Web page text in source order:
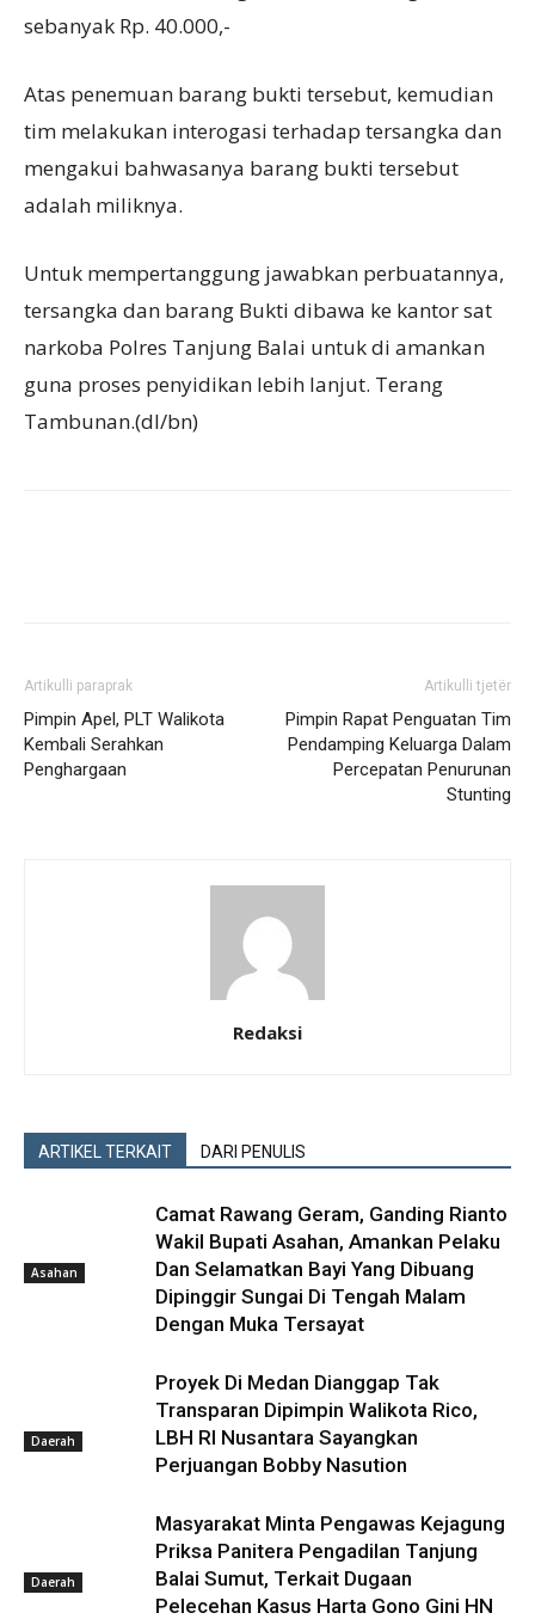
sebanyak Rp. 40.000,-
Atas penemuan barang bukti tersebut, kemudian
tim melakukan interogasi terhadap tersangka dan
mengakui bahwasanya barang bukti tersebut
adalah miliknya.
Untuk mempertanggung jawabkan perbuatannya,
tersangka dan barang Bukti dibawa ke kantor sat
narkoba Polres Tanjung Balai untuk di amankan
guna proses penyidikan lebih lanjut. Terang
Tambunan.(dl/bn)
Artikulli paraprak
Pimpin Apel, PLT Walikota
Kembali Serahkan
Penghargaan
Artikulli tjetër
Pimpin Rapat Penguatan Tim
Pendamping Keluarga Dalam
Percepatan Penurunan
Stunting
Redaksi
ARTIKEL TERKAIT DARI PENULIS
Asahan
Camat Rawang Geram, Ganding Rianto
Wakil Bupati Asahan, Amankan Pelaku
Dan Selamatkan Bayi Yang Dibuang
Dipinggir Sungai Di Tengah Malam
Dengan Muka Tersayat
Daerah
Proyek Di Medan Dianggap Tak
Transparan Dipimpin Walikota Rico,
LBH RI Nusantara Sayangkan
Perjuangan Bobby Nasution
Daerah
Masyarakat Minta Pengawas Kejagung
Priksa Panitera Pengadilan Tanjung
Balai Sumut, Terkait Dugaan
Pelecehan Kasus Harta Gono Gini HN